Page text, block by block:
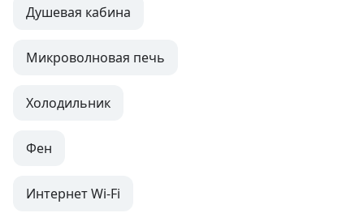
Душевая кабина
Микроволновая печь
Холодильник
Фен
Интернет Wi-Fi